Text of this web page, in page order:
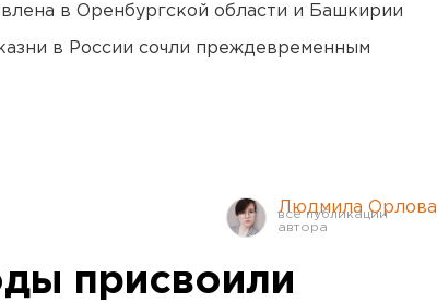
в Оренбургской области и Башкирии
в России сочли преждевременным
Людмила Орлова
присвоили